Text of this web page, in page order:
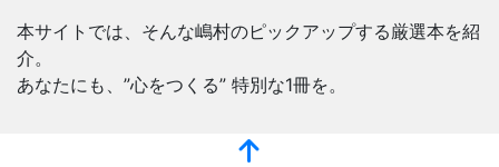
本サイトでは、そんな嶋村のピックアップする厳選本を紹
介。
あなたにも、”心をつくる” 特別な1冊を。